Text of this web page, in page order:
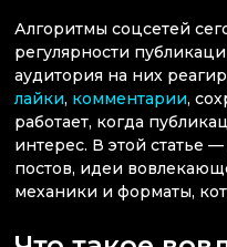
Алгоритмы соцсетей
регулярности
аудитория на них
лайки, комментарии,
работает, когда
интерес. В этой статье
постов, идеи
механики и форматы,